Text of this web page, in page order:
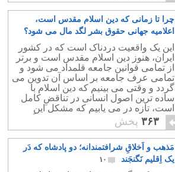
چرا تا زمانی که دین اسلام مقدس است،
اعلامیه جهانی حقوق بشر لگد مال می شود؟
۱۵
این یک واقعیت دردناک است که در کشور
ایران، هنوز دین اسلام مقدس است و برتر
از تمامی قوانین جامعه قلمداد می شود و
تمامی عرف جامعه بر اساس آن تدوین می
گردد و وقتی می بینیم که دین اسلام با
ساده ترین اصول انسانی در تناقضِ کامل
است، تازه در می یابیم که مشکل این
کشور مصیبت زده از کجا نشات می گیرد.
۳۶۳ پخش
مَذهب و اَخلاقِ شرافتمندانه؛ دو پادشاه که دَر
یک اِقلیم نَگنجَند
۱۰